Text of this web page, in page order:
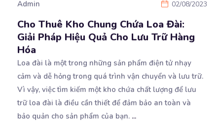
Admin 02/08/2023
Cho Thuê Kho Chung Chứa Loa Đài:
Giải Pháp Hiệu Quả Cho Lưu Trữ Hàng
Hóa
Loa đài là một trong những sản phẩm điện tử nhạy
cảm và dễ hỏng trong quá trình vận chuyển và lưu trữ.
Vì vậy, việc tìm kiếm một kho chứa chất lượng để lưu
trữ loa đài là điều cần thiết để đảm bảo an toàn và
bảo quản cho sản phẩm của bạn. ...